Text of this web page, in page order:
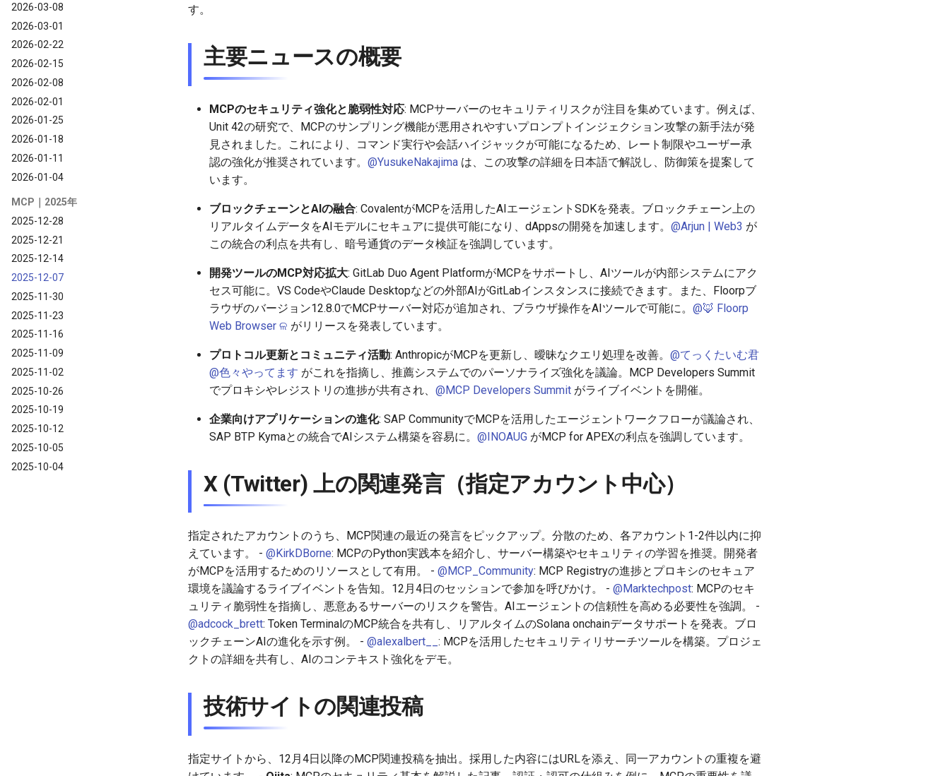
2026-03-08
2026-03-01
2026-02-22
2026-02-15
2026-02-08
2026-02-01
2026-01-25
2026-01-18
2026-01-11
2026-01-04
MCP｜2025年
2025-12-28
2025-12-21
2025-12-14
2025-12-07
2025-11-30
2025-11-23
2025-11-16
2025-11-09
2025-11-02
2025-10-26
2025-10-19
2025-10-12
2025-10-05
2025-10-04
す。
主要ニュースの概要
MCPのセキュリティ強化と脆弱性対応: MCPサーバーのセキュリティリスクが注目を集めています。例えば、
Unit 42の研究で、MCPのサンプリング機能が悪用されやすいプロンプトインジェクション攻撃の新手法が発
見されました。これにより、コマンド実行や会話ハイジャックが可能になるため、レート制限やユーザー承
認の強化が推奨されています。 @YusukeNakajima は、この攻撃の詳細を日本語で解説し、防御策を提案して
います。
ブロックチェーンとAIの融合: CovalentがMCPを活用したAIエージェントSDKを発表。ブロックチェーン上の
リアルタイムデータをAIモデルにセキュアに提供可能になり、dAppsの開発を加速します。 @Arjun | Web3 が
この統合の利点を共有し、暗号通貨のデータ検証を強調しています。
開発ツールのMCP対応拡大: GitLab Duo Agent PlatformがMCPをサポートし、AIツールが内部システムにアク
セス可能に。VS CodeやClaude Desktopなどの外部AIがGitLabインスタンスに接続できます。また、Floorpブ
ラウザのバージョン12.8.0でMCPサーバー対応が追加され、ブラウザ操作をAIツールで可能に。 @🦊 Floorp
Web Browser ଳ がリリースを発表しています。
プロトコル更新とコミュニティ活動: AnthropicがMCPを更新し、曖昧なクエリ処理を改善。 @てっくたいむ君
@色々やってます がこれを指摘し、推薦システムでのパーソナライズ強化を議論。MCP Developers Summit
でプロキシやレジストリの進捗が共有され、 @MCP Developers Summit がライブイベントを開催。
企業向けアプリケーションの進化: SAP CommunityでMCPを活用したエージェントワークフローが議論され、
SAP BTP Kymaとの統合でAIシステム構築を容易に。 @INOAUG がMCP for APEXの利点を強調しています。
X (Twitter) 上の関連発言（指定アカウント中心）
指定されたアカウントのうち、MCP関連の最近の発言をピックアップ。分散のため、各アカウント1-2件以内に抑
えています。 - @KirkDBorne: MCPのPython実践本を紹介し、サーバー構築やセキュリティの学習を推奨。開発者
がMCPを活用するためのリソースとして有用。 - @MCP_Community: MCP Registryの進捗とプロキシのセキュア
環境を議論するライブイベントを告知。12月4日のセッションで参加を呼びかけ。 - @Marktechpost: MCPのセキ
ュリティ脆弱性を指摘し、悪意あるサーバーのリスクを警告。AIエージェントの信頼性を高める必要性を強調。 -
@adcock_brett: Token TerminalのMCP統合を共有し、リアルタイムのSolana onchainデータサポートを発表。ブロ
ックチェーンAIの進化を示す例。 - @alexalbert__ : MCPを活用したセキュリティリサーチツールを構築。プロジェ
クトの詳細を共有し、AIのコンテキスト強化をデモ。
技術サイトの関連投稿
指定サイトから、12月4日以降のMCP関連投稿を抽出。採用した内容にはURLを添え、同一アカウントの重複を避